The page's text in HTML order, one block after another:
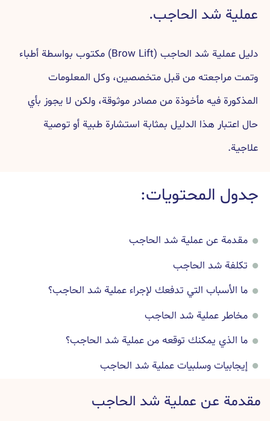
عملية شد الحاجب.
دليل عملية شد الحاجب (Brow Lift) مكتوب بواسطة أطباء
وتمت مراجعته من قبل متخصصين، وكل المعلومات
المذكورة فيه مأخوذة من مصادر موثوقة، ولكن لا يجوز بأي
حال اعتبار هذا الدليل بمثابة استشارة طبية أو توصية
علاجية.
جدول المحتويات:
مقدمة عن عملية شد الحاجب
تكلفة شد الحاجب
ما الأسباب التي تدفعك لإجراء عملية شد الحاجب؟
مخاطر عملية شد الحاجب
ما الذي يمكنك توقعه من عملية شد الحاجب؟
إيجابيات وسلبيات عملية شد الحاجب
مقدمة عن عملية شد الحاجب